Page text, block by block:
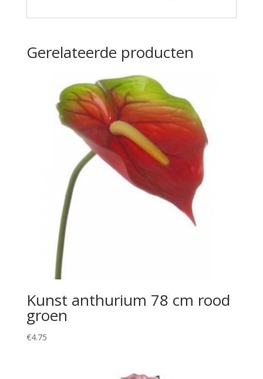
Gerelateerde producten
Kunst anthurium 78 cm rood
groen
€4.75